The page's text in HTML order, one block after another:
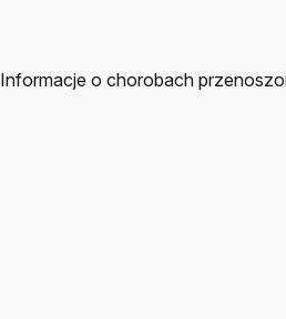
Informacje o chorobach